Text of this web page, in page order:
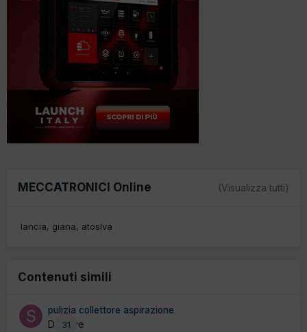
MECCATRONICI Online (Visualizza tutti)
lancia giana atoslva
Contenuti simili
31
pulizia collettore aspirazione
Da stive